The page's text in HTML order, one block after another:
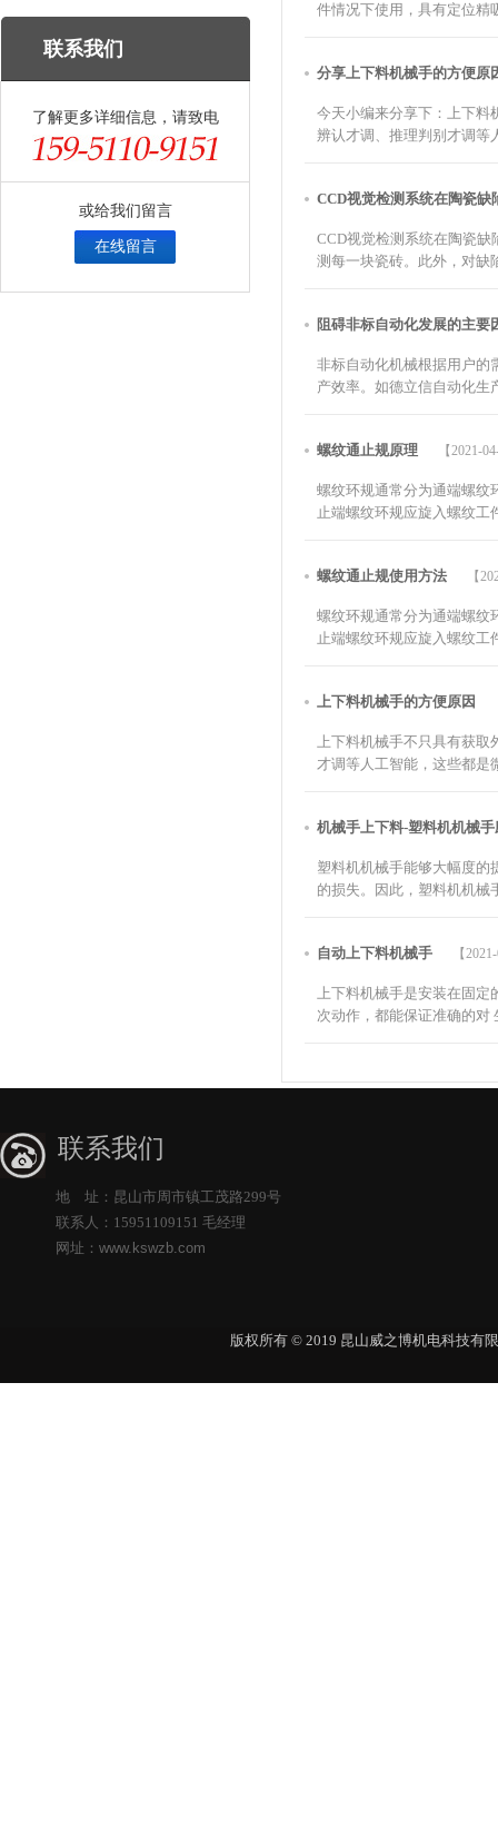
联系我们
了解更多详细信息，请致电
或给我们留言
在线留言
件情况下使用，具有定位精
分享上下料机械手的方便
今天小编来分享下：上下料
辨认才调、推理判别才调等
CCD视觉检测系统在陶瓷
CCD视觉检测系统在陶瓷
测每一块瓷砖。此外，对缺
阻碍非标自动化发展的主
非标自动化机械根据用户的
产效率。如德立信自动化生
螺纹通止规原理 【2021-
螺纹环规通常分为通端螺纹
止端螺纹环规应旋入螺纹工
螺纹通止规使用方法 【
螺纹环规通常分为通端螺纹
止端螺纹环规应旋入螺纹工
上下料机械手的方便原因
上下料机械手不只具有获取
才调等人工智能，这些都是
机械手上下料-塑料机机械
塑料机机械手能够大幅度的
的损失。因此，塑料机机械
自动上下料机械手 【
上下料机械手是安装在固定
次动作，都能保证准确的对
联系我们
地 址：昆山市周市镇工茂路299号
联系人：15951109151 毛经理
网址： www.kswzb.com
版权所有 © 2019 昆山威之博机电科技